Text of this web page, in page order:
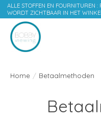
ALLE STOFFEN EN FOURNITUREN
WORDT ZICHTBAAR IN HET
Home / Betaalmethoden